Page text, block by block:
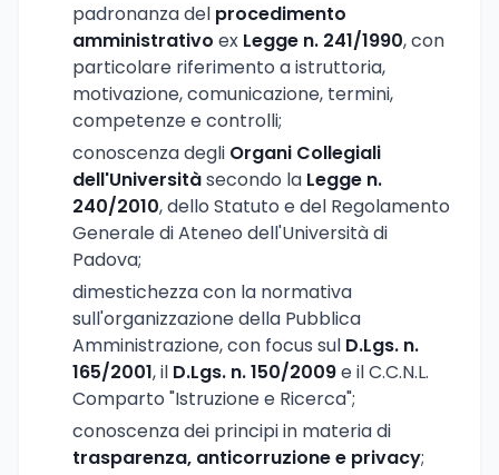
padronanza del procedimento
amministrativo ex Legge n. 241/1990, con
particolare riferimento a istruttoria,
motivazione, comunicazione, termini,
competenze e controlli;
conoscenza degli Organi Collegiali
dell'Universitàsecondo la Legge n.
240/2010, dello Statuto e del Regolamento
Generale di Ateneo dell'Università di
Padova;
dimestichezza con la normativa
sull'organizzazione della Pubblica
Amministrazione, con focus sul D.Lgs. n.
165/2001, il D.Lgs. n. 150/2009e il C.C.N.L.
Comparto "Istruzione e Ricerca";
conoscenza dei principi in materia di
trasparenza, anticorruzione e privacy;